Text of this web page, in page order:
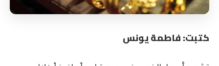
كتبت: فاطمة يونس